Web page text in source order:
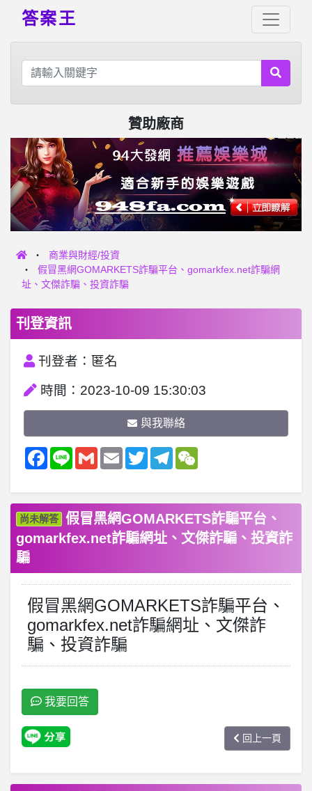
答案王
贊助廠商
商業與財經/投資
假冒黑網GOMARKETS詐騙平台、gomarkfex.net詐騙網
址、文傑詐騙、投資詐騙
刊登資訊
刊登者：匿名
時間：2023-10-09 15:30:03
與我聯絡
Facebook
Line GmailEmail TwitterTelegramWeChat
尚未解答
假冒黑網GOMARKETS詐騙平台、
gomarkfex.net詐騙網址、文傑詐騙、投資詐
騙
假冒黑網GOMARKETS詐騙平台、
gomarkfex.net詐騙網址、文傑詐
騙、投資詐騙
我要回答
回上一頁